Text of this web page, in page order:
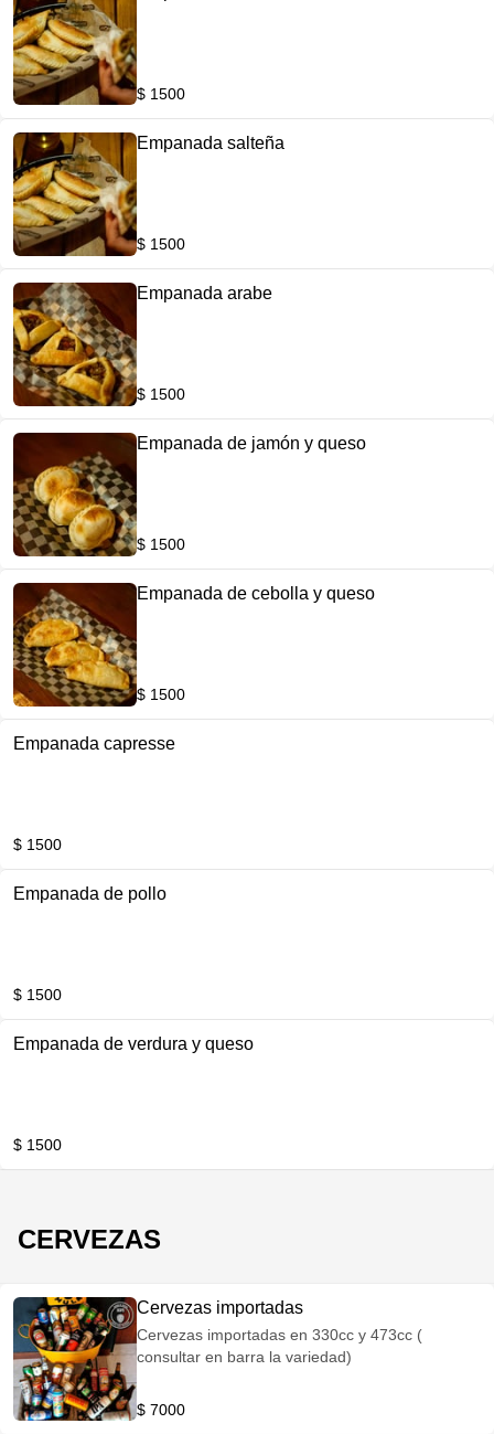
$ 1500
Empanada salteña
$ 1500
Empanada arabe
$ 1500
Empanada de jamón y queso
$ 1500
Empanada de cebolla y queso
$ 1500
Empanada capresse
$ 1500
Empanada de pollo
$ 1500
Empanada de verdura y queso
$ 1500
CERVEZAS
Cervezas importadas
Cervezas importadas en 330cc y 473cc (
consultar en barra la variedad)
$ 7000